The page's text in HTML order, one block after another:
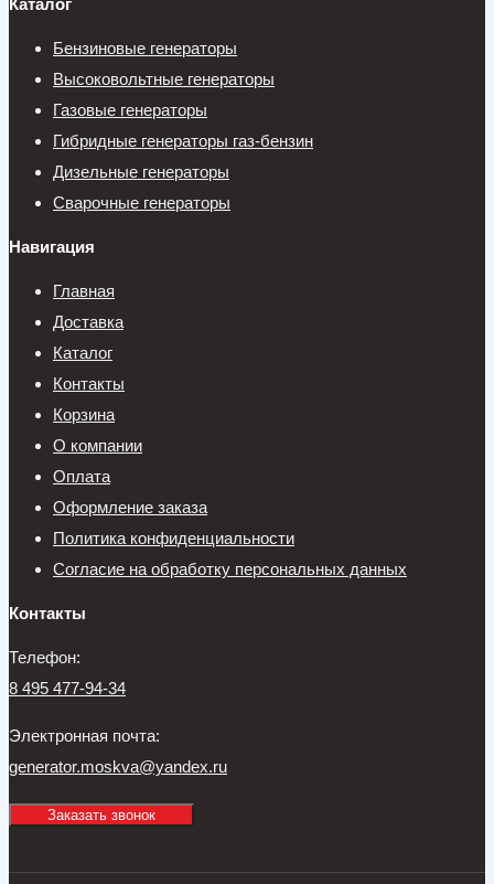
Каталог
Бензиновые генераторы
Высоковольтные генераторы
Газовые генераторы
Гибридные генераторы газ-бензин
Дизельные генераторы
Сварочные генераторы
Навигация
Главная
Доставка
Каталог
Контакты
Корзина
О компании
Оплата
Оформление заказа
Политика конфиденциальности
Согласие на обработку персональных данных
Контакты
Телефон:
8 495 477-94-34
Электронная почта:
generator.moskva@yandex.ru
Заказать звонок